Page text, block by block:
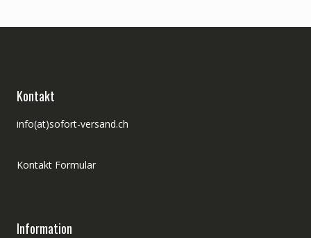
Kontakt
info(at)sofort-versand.ch
Kontakt Formular
Information